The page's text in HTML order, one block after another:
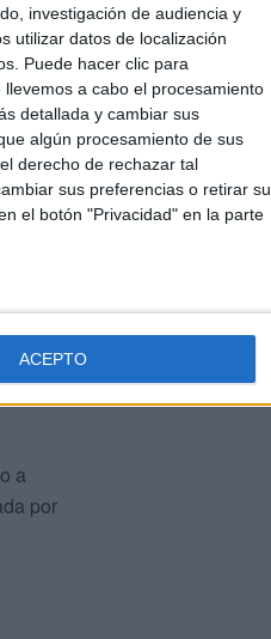
investigación de audiencia y
utilizar datos de localización
Puede hacer clic para
a cabo el procesamiento
detallada y cambiar sus
algún procesamiento de sus
derecho de rechazar tal
sus preferencias o retirar su
el botón "Privacidad" en la parte
ACEPTO
y
a
por